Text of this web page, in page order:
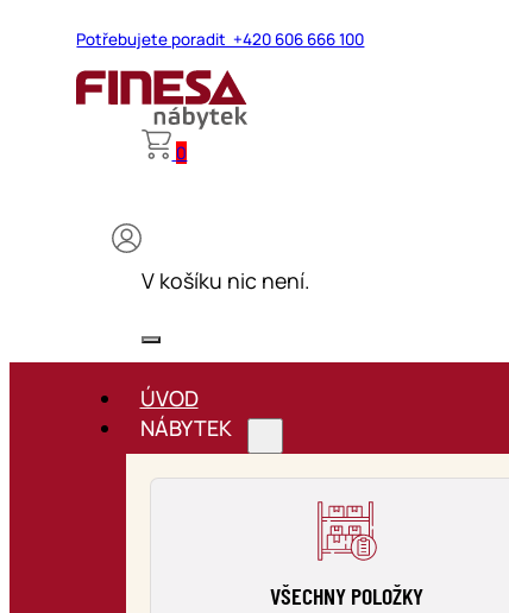
Potřebujete poradit +420 606 666 100
0
V košíku nic není.
ÚVOD
NÁBYTEK
VŠECHNY POLOŽKY